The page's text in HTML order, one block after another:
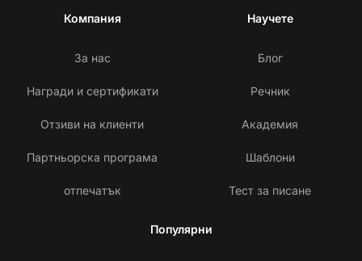
Компания
За нас
Награди и сертификати
Отзиви на клиенти
Партньорска програма
отпечатък
Научете
Блог
Речник
Академия
Шаблони
Тест за писане
Популярни